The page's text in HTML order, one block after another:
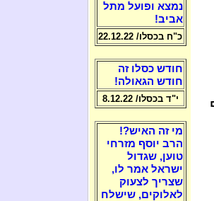
נמצא ופועל מתל
אביב!
כ"ח בכסלו/ 22.12.22
חודש כסלו זה
חודש הגאולה!
י"ד בכסלו/ 8.12.22
מי זה האיש?!
הרב יוסף מזרחי
טוען, שגדול
ישראל אמר לו,
שצריך לצעוק
לאלוקים, שישלח